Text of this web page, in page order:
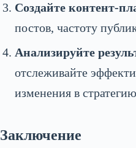
Создайте контент-
постов, частоту
Анализируйте
отслеживайте
изменения в
Заключение